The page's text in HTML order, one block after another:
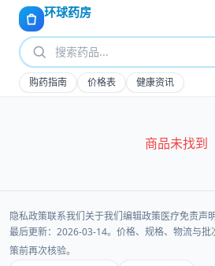
环球药房
购药指南 价格表 健康资讯
商品未找到
隐私政策联系我们关于我们编辑政策医疗免责声
最后更新：2026-03-14。价格、规格、物流与
策前再次核验。